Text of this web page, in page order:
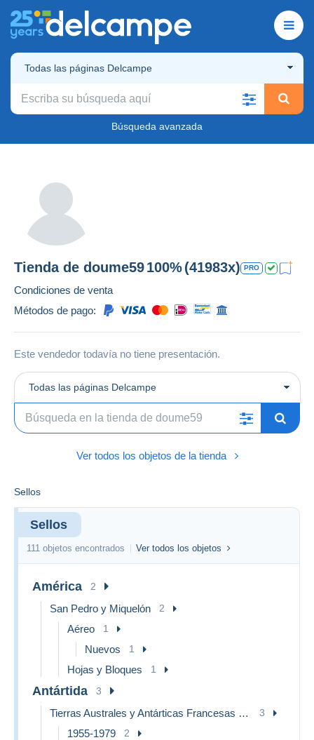
Todas las páginas Delcampe
Búsqueda avanzada
Tienda de doume59100%(41983x) PRO
Condiciones de venta
Métodos de pago:
Este vendedor todavía no tiene presentación.
Todas las páginas Delcampe
Ver todos los objetos de la tienda
Sellos
Sellos
111 objetos encontrados Ver todos los objetos
América 2
San Pedro y Miquelón 2
Aéreo 1
Nuevos 1
Hojas y Bloques 1
Antártida 3
Tierras Australes y Antárticas Francesas (TAAF) 3
1955-1979 2